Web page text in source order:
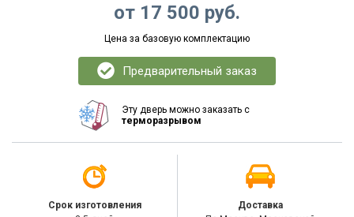
от 17 500 руб.
Цена за базовую комплектацию
Предварительный заказ
Эту дверь можно заказать с
терморазрывом
Срок изготовления
Доставка